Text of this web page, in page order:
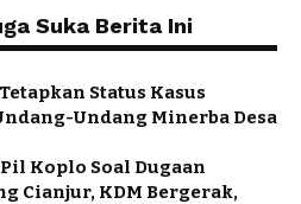
Suka Berita Ini
Status Kasus
Undang Minerba Desa
Koplo Soal Dugaan
Cianjur, KDM Bergerak,